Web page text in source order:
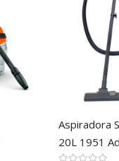
Aspiradora
20L 1951